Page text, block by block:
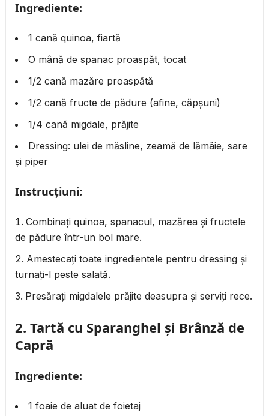
Ingrediente:
1 cană quinoa, fiartă
O mână de spanac proaspăt, tocat
1/2 cană mazăre proaspătă
1/2 cană fructe de pădure (afine, căpșuni)
1/4 cană migdale, prăjite
Dressing: ulei de măsline, zeamă de lămâie, sare
și piper
Instrucțiuni:
Combinați quinoa, spanacul, mazărea și fructele
de pădure într-un bol mare.
Amestecați toate ingredientele pentru dressing și
turnați-l peste salată.
Presărați migdalele prăjite deasupra și serviți rece.
2. Tartă cu Sparanghel și Brânză de
Capră
Ingrediente:
1 foaie de aluat de foietaj